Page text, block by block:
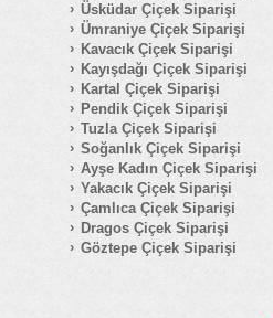
Üsküdar Çiçek Siparişi
Ümraniye Çiçek Siparişi
Kavacık Çiçek Siparişi
Kayışdağı Çiçek Siparişi
Kartal Çiçek Siparişi
Pendik Çiçek Siparişi
Tuzla Çiçek Siparişi
Soğanlık Çiçek Siparişi
Ayşe Kadın Çiçek Siparişi
Yakacık Çiçek Siparişi
Çamlıca Çiçek Siparişi
Dragos Çiçek Siparişi
Göztepe Çiçek Siparişi